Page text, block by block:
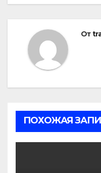
От
ПОХОЖАЯ